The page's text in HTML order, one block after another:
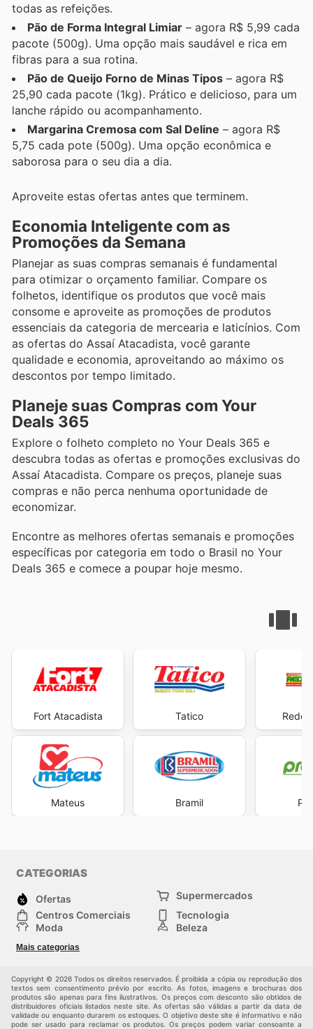
todas as refeições.
Pão de Forma Integral Limiar – agora R$ 5,99 cada
pacote (500g). Uma opção mais saudável e rica em
fibras para a sua rotina.
Pão de Queijo Forno de Minas Tipos – agora R$
25,90 cada pacote (1kg). Prático e delicioso, para um
lanche rápido ou acompanhamento.
Margarina Cremosa com Sal Deline – agora R$
5,75 cada pote (500g). Uma opção econômica e
saborosa para o seu dia a dia.
Aproveite estas ofertas antes que terminem.
Economia Inteligente com as
Promoções da Semana
Planejar as suas compras semanais é fundamental
para otimizar o orçamento familiar. Compare os
folhetos, identifique os produtos que você mais
consome e aproveite as promoções de produtos
essenciais da categoria de mercearia e laticínios. Com
as ofertas do Assaí Atacadista, você garante
qualidade e economia, aproveitando ao máximo os
descontos por tempo limitado.
Planeje suas Compras com Your
Deals 365
Explore o folheto completo no Your Deals 365 e
descubra todas as ofertas e promoções exclusivas do
Assaí Atacadista. Compare os preços, planeje suas
compras e não perca nenhuma oportunidade de
economizar.
Encontre as melhores ofertas semanais e promoções
específicas por categoria em todo o Brasil no Your
Deals 365 e comece a poupar hoje mesmo.
Fort Atacadista
Mateus
Tatico
Bramil
Rede
CATEGORIAS
Ofertas
Supermercados
Centros Comerciais
Tecnologia
Moda
Beleza
Construção e jardinagem
Mais categorias
Copyright © 2026 Todos os direitos reservados. É proibida a cópia ou reprodução dos
textos sem consentimento prévio por escrito. As fotos, imagens e brochuras dos
produtos são apenas para fins ilustrativos. Os preços com desconto são obtidos de
distribuidores oficiais listados neste site. As ofertas são válidas a partir da data de
validade ou enquanto durarem os estoques. O objetivo deste site é informativo e não
pode ser usado para reclamar os produtos. Os preços podem variar consoante a